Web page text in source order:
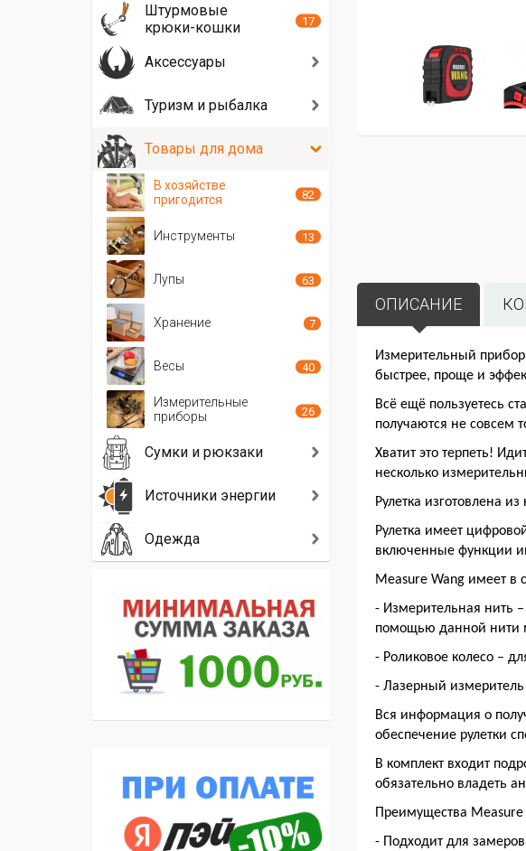
ОПИСАНИЕ
Измерительный
быстрее, проще и
Всё ещё пользуетесь
получаются не совсем
Хватит это терпеть!
несколько
Рулетка изготовлена
Рулетка имеет
включенные функции
Measure Wangимеет в
- Измерительная нить –
помощью данной нити
- Роликовое колесо –
- Лазерный
Вся информация о
обеспечение рулетки
В комплект входит
обязательно владеть
Преимущества Measure
- Подходит для
Штурмовые
крюки-кошки
17
Аксессуары
Туризм и рыбалка
Товары для дома
В хозяйстве
пригодится
82
Инструменты 13
Лупы 63
Хранение 7
Весы 40
Измерительные
приборы
26
Сумки и рюкзаки
Источники энергии
Одежда